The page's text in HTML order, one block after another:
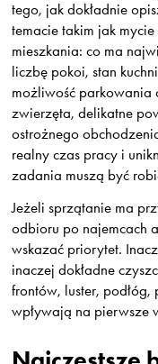
tego, jak dokładnie
temacie takim jak
mieszkania: co ma
liczbę pokoi, stan
możliwość parkowania
zwierzęta, delikatne
ostrożnego
realny czas pracy i
zadania muszą być
Jeżeli sprzątanie ma
odbioru po najemcach
wskazać priorytet.
inaczej dokładne
frontów, luster,
wpływają na pierwsze